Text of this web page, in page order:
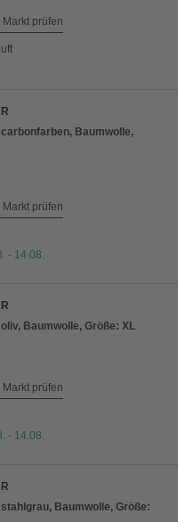
prüfen
Baumwolle,
prüfen
- 14.08.
Baumwolle, Größe: XL
prüfen
- 14.08.
Baumwolle, Größe: